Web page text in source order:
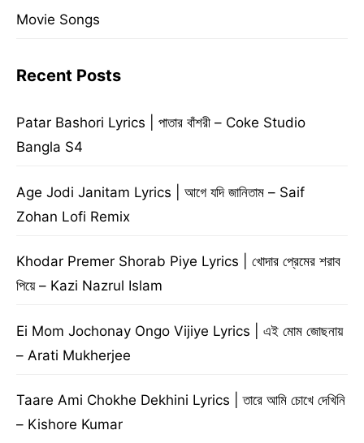
Movie Songs
Recent Posts
Patar Bashori Lyrics | পাতার বাঁশরী – Coke Studio
Bangla S4
Age Jodi Janitam Lyrics | আগে যদি জানিতাম – Saif
Zohan Lofi Remix
Khodar Premer Shorab Piye Lyrics | খোদার প্রেমের শরাব
পিয়ে – Kazi Nazrul Islam
Ei Mom Jochonay Ongo Vijiye Lyrics | এই মোম জোছনায়
– Arati Mukherjee
Taare Ami Chokhe Dekhini Lyrics | তারে আমি চোখে দেখিনি
– Kishore Kumar